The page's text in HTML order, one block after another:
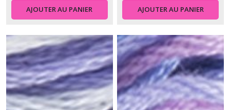
AJOUTER AU PANIER AJOUTER AU PANIER